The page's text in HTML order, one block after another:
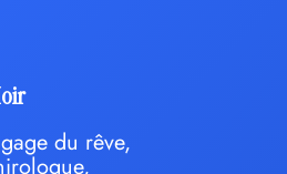
du rêve,